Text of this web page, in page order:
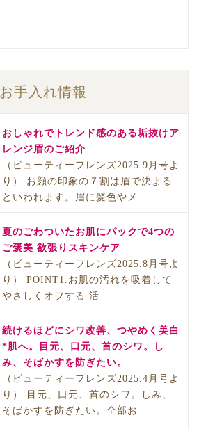
お手入れ情報
おしゃれでトレンド感のある垢抜けア
レンジ眉のご紹介
（ビューティーフレンズ2025.9月号よ
り） お顔の印象の７割は眉で決まる
といわれます。眉に髪色やメ
夏のごわついたお肌にパックで4つの
ご褒美 欲張りスキンケア
（ビューティーフレンズ2025.8月号よ
り） POINT1.お肌の汚れを吸着して
やさしくオフする 活
続けるほどにシワ改善、つやめく美白
*肌へ。目元、口元、首のシワ。し
み、そばかすを防ぎたい。
（ビューティーフレンズ2025.4月号よ
り） 目元、口元、首のシワ。しみ、
そばかすを防ぎたい。全部お